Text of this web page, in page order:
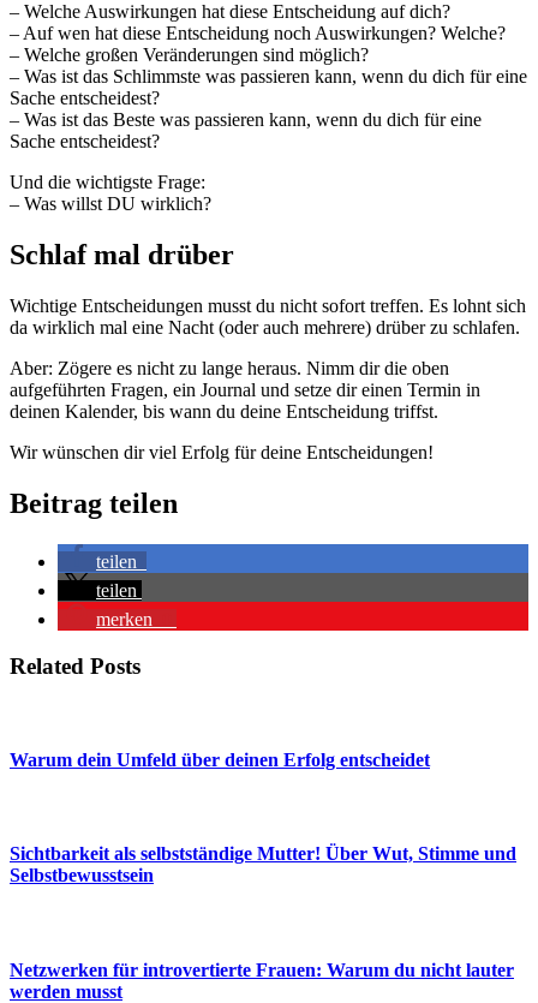
– Welche Auswirkungen hat diese Entscheidung auf dich?
– Auf wen hat diese Entscheidung noch Auswirkungen? Welche?
– Welche großen Veränderungen sind möglich?
– Was ist das Schlimmste was passieren kann, wenn du dich für eine
Sache entscheidest?
– Was ist das Beste was passieren kann, wenn du dich für eine
Sache entscheidest?
Und die wichtigste Frage:
– Was willst DU wirklich?
Schlaf mal drüber
Wichtige Entscheidungen musst du nicht sofort treffen. Es lohnt sich
da wirklich mal eine Nacht (oder auch mehrere) drüber zu schlafen.
Aber: Zögere es nicht zu lange heraus. Nimm dir die oben
aufgeführten Fragen, ein Journal und setze dir einen Termin in
deinen Kalender, bis wann du deine Entscheidung triffst.
Wir wünschen dir viel Erfolg für deine Entscheidungen!
Beitrag teilen
teilen
teilen
merken
Related Posts
Warum dein Umfeld über deinen Erfolg entscheidet
Sichtbarkeit als selbstständige Mutter! Über Wut, Stimme und
Selbstbewusstsein
Netzwerken für introvertierte Frauen: Warum du nicht lauter
werden musst